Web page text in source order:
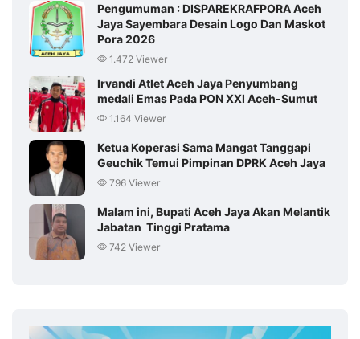
Pengumuman : DISPAREKRAFPORA Aceh
Jaya Sayembara Desain Logo Dan Maskot
Pora 2026
1.472 Viewer
Irvandi Atlet Aceh Jaya Penyumbang
medali Emas Pada PON XXI Aceh-Sumut
1.164 Viewer
Ketua Koperasi Sama Mangat Tanggapi
Geuchik Temui Pimpinan DPRK Aceh Jaya
796 Viewer
Malam ini, Bupati Aceh Jaya Akan Melantik
Jabatan Tinggi Pratama
742 Viewer